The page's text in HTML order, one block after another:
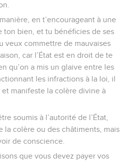
en t’encourageant à une
ton bien, et tu bénéficies de ses
veux commettre de mauvaises
car l’État est en droit de te
qu’on a mis un glaive entre les
les infractions à la loi, il
manifeste la colère divine à
soumis à l’autorité de l’État,
la colère ou des châtiments, mais
de conscience.
que vous devez payer vos